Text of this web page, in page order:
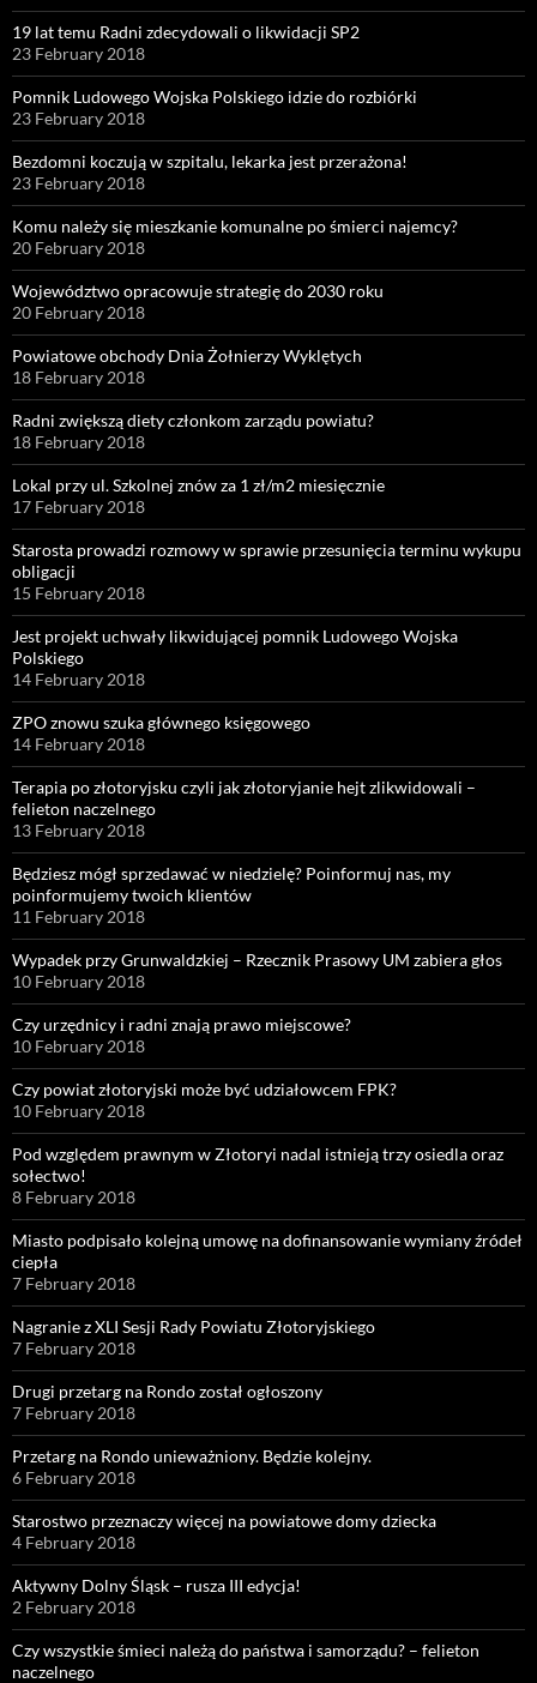
19 lat temu Radni zdecydowali o likwidacji SP2
23 February 2018
Pomnik Ludowego Wojska Polskiego idzie do rozbiórki
23 February 2018
Bezdomni koczują w szpitalu, lekarka jest przerażona!
23 February 2018
Komu należy się mieszkanie komunalne po śmierci najemcy?
20 February 2018
Województwo opracowuje strategię do 2030 roku
20 February 2018
Powiatowe obchody Dnia Żołnierzy Wyklętych
18 February 2018
Radni zwiększą diety członkom zarządu powiatu?
18 February 2018
Lokal przy ul. Szkolnej znów za 1 zł/m2 miesięcznie
17 February 2018
Starosta prowadzi rozmowy w sprawie przesunięcia terminu wykupu
obligacji
15 February 2018
Jest projekt uchwały likwidującej pomnik Ludowego Wojska
Polskiego
14 February 2018
ZPO znowu szuka głównego księgowego
14 February 2018
Terapia po złotoryjsku czyli jak złotoryjanie hejt zlikwidowali –
felieton naczelnego
13 February 2018
Będziesz mógł sprzedawać w niedzielę? Poinformuj nas, my
poinformujemy twoich klientów
11 February 2018
Wypadek przy Grunwaldzkiej – Rzecznik Prasowy UM zabiera głos
10 February 2018
Czy urzędnicy i radni znają prawo miejscowe?
10 February 2018
Czy powiat złotoryjski może być udziałowcem FPK?
10 February 2018
Pod względem prawnym w Złotoryi nadal istnieją trzy osiedla oraz
sołectwo!
8 February 2018
Miasto podpisało kolejną umowę na dofinansowanie wymiany źródeł
ciepła
7 February 2018
Nagranie z XLI Sesji Rady Powiatu Złotoryjskiego
7 February 2018
Drugi przetarg na Rondo został ogłoszony
7 February 2018
Przetarg na Rondo unieważniony. Będzie kolejny.
6 February 2018
Starostwo przeznaczy więcej na powiatowe domy dziecka
4 February 2018
Aktywny Dolny Śląsk – rusza III edycja!
2 February 2018
Czy wszystkie śmieci należą do państwa i samorządu? – felieton
naczelnego